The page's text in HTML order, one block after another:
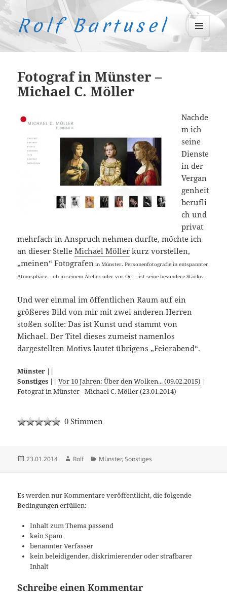
Rolf Bartusel
MENÜ
Fotograf in Münster –
Michael C. Möller
Nachde
m ich
seine
Dienste
in der
Vergan
genheit
berufli
ch und
privat
mehrfach in Anspruch nehmen durfte, möchte ich
an dieser StelleMichael Möller kurz vorstellen,
„meinen“ Fotografen in Münster. Personenfotografie in entspannter
Atmosphäre – ob in seinem Atelier oder vor Ort – ist seine besondere Stärke.
Und wer einmal im öffentlichen Raum auf ein
größeres Bild von mir mit zwei anderen Herren
stoßen sollte: Das ist Kunst und stammt von
Michael. Der Titel dieses zumeist namenlos
dargestellten Motivs lautet übrigens „Feierabend“.
Münster ||
Sonstiges || Vor 10 Jahren: Über den Wolken... (09.02.2015) |
Fotograf in Münster - Michael C. Möller (23.01.2014)
0 Stimmen
Veröffentlicht
23.01.2014 Autor
Rolf Kategorien
Münster,Sonstiges
Es werden nur Kommentare veröffentlicht, die folgende
Bedingungen erfüllen:
Inhalt zum Thema passend
kein Spam
benannter Verfasser
kein beleidigender, diskrimierender oder strafbarer
Inhalt
Schreibe einen Kommentar